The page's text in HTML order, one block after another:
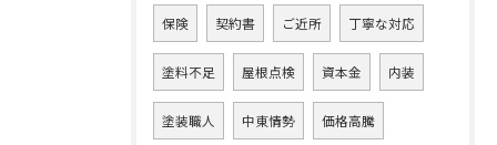
保険 契約書 ご近所 丁寧な対応
塗料不足 屋根点検 資本金 内装
塗装職人 中東情勢 価格高騰